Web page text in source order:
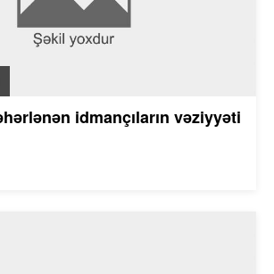
idmançıların vəziyyəti